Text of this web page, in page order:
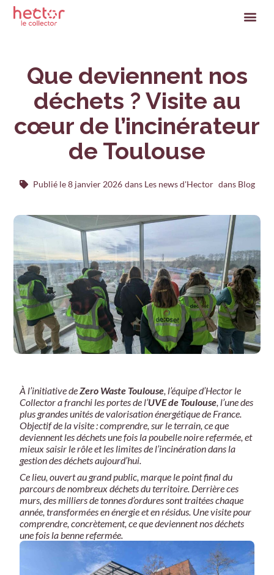
Que deviennent nos
déchets ? Visite au
cœur de l’incinérateur
de Toulouse
Publié le 8 janvier 2026 dans Les news d'Hector dans Blog
À l’initiative de Zero Waste Toulouse , l’équipe d’Hector le
Collector a franchi les portes de l’UVE de Toulouse , l’une des
plus grandes unités de valorisation énergétique de France.
Objectif de la visite : comprendre, sur le terrain, ce que
deviennent les déchets une fois la poubelle noire refermée, et
mieux saisir le rôle et les limites de l’incinération dans la
gestion des déchets aujourd’hui.
Ce lieu, ouvert au grand public, marque le point final du
parcours de nombreux déchets du territoire. Derrière ces
murs, des milliers de tonnes d’ordures sont traitées chaque
année, transformées en énergie et en résidus. Une visite pour
comprendre, concrètement, ce que deviennent nos déchets
une fois la benne refermée.